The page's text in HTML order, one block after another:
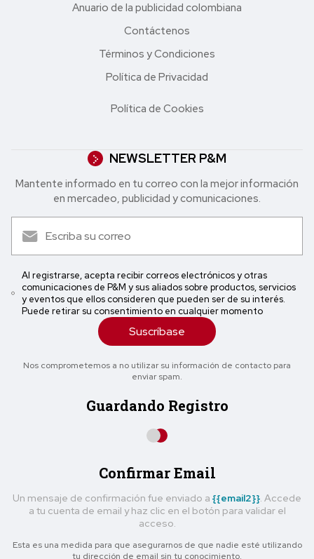
Anuario de la publicidad colombiana
Contáctenos
Términos y Condiciones
Política de Privacidad
Política de Cookies
NEWSLETTER P&M
Mantente informado en tu correo con la mejor in formación
en mercadeo, publicidad y comunicaciones.
Al registrarse, acepta recibir correos electrónicos y otras
comunicaciones de P&M y sus aliados sobre productos, servicios
y eventos que ellos consideren que pueden ser de su interés.
Puede retirar su consentimiento en cualquier momento
Suscríbase
Nos comprometemos a no utilizar su información de contacto para
enviar spam.
Guardando Registro
Confirmar Email
Un mensaje de confirmación fue enviado a {{email2}}. Accede
a tu cuenta de email y haz clic en el botón para validar el
acceso.
Esta es una medida para que asegurarnos de que nadie esté utilizando
tu dirección de email sin tu conocimiento.